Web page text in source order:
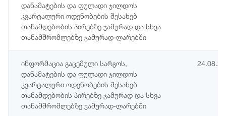
დანამატების და ფულადი ჯილდოს
კვარტალური ოდენობების შესახებ
თანამდებობის პირებზე ჯამურად და სხვა
თანამშრომლებზე ჯამურად-ლარებში
ინფორმაცია გაცემული სარგოს,
დანამატების და ფულადი ჯილდოს
კვარტალური ოდენობების შესახებ
თანამდებობის პირებზე ჯამურად და სხვა
თანამშრომლებზე ჯამურად-ლარებში